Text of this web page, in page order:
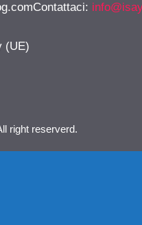
:
(UE)
right reserverd.